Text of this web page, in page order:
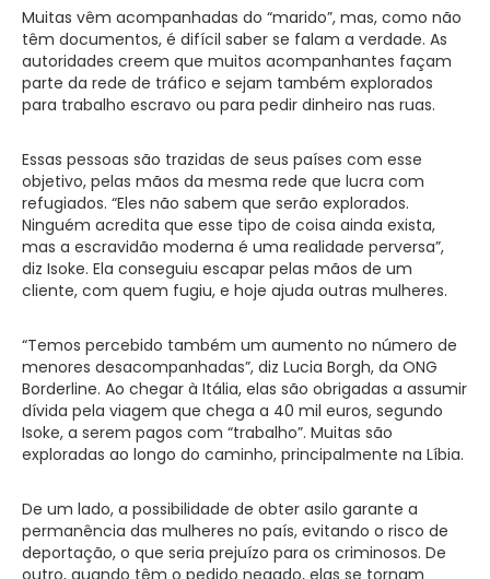
Muitas vêm acompanhadas do “marido”, mas, como não
têm documentos, é difícil saber se falam a verdade. As
autoridades creem que muitos acompanhantes façam
parte da rede de tráfico e sejam também explorados
para trabalho escravo ou para pedir dinheiro nas ruas.
Essas pessoas são trazidas de seus países com esse
objetivo, pelas mãos da mesma rede que lucra com
refugiados. “Eles não sabem que serão explorados.
Ninguém acredita que esse tipo de coisa ainda exista,
mas a escravidão moderna é uma realidade perversa”,
diz Isoke. Ela conseguiu escapar pelas mãos de um
cliente, com quem fugiu, e hoje ajuda outras mulheres.
“Temos percebido também um aumento no número de
menores desacompanhadas”, diz Lucia Borgh, da ONG
Borderline. Ao chegar à Itália, elas são obrigadas a assumir
dívida pela viagem que chega a 40 mil euros, segundo
Isoke, a serem pagos com “trabalho”. Muitas são
exploradas ao longo do caminho, principalmente na Líbia.
De um lado, a possibilidade de obter asilo garante a
permanência das mulheres no país, evitando o risco de
deportação, o que seria prejuízo para os criminosos. De
outro, quando têm o pedido negado, elas se tornam